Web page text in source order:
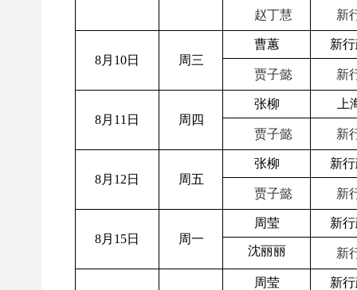
赵丁慧 新
8月10日 周三
曹蕙 新
贾子懿 新
8月11日 周四
张柳
贾子懿 新
8月12日 周五
张柳 新
贾子懿 新
8月15日 周一
周莹 新
沈丽丽 新
周莹 新